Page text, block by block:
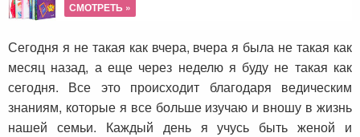
СМОТРЕТЬ »
Сегодня я не такая как вчера, вчера я была не такая как
месяц назад, а еще через неделю я буду не такая как
сегодня. Все это происходит благодаря ведическим
знаниям, которые я все больше изучаю и вношу в жизнь
нашей семьи. Каждый день я учусь быть женой и